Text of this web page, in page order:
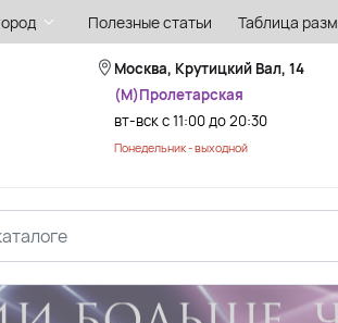
Полезные статьи Таблица
Москва, Крутицкий Вал, 14
(М)Пролетарская
вт-вск с 11:00 до 20:30
Понедельник - выходной